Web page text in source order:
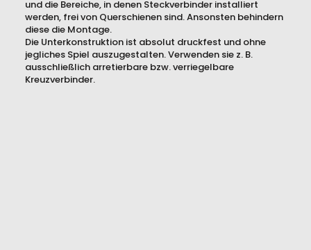
und die Bereiche, in denen Steckverbinder installiert
werden, frei von Querschienen sind. Ansonsten behindern
diese die Montage.
Die Unterkonstruktion ist absolut druckfest und ohne
jegliches Spiel auszugestalten. Verwenden sie z. B.
ausschließlich arretierbare bzw. verriegelbare
Kreuzverbinder.